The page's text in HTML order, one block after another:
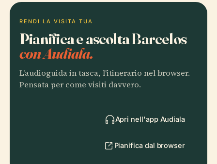
RENDI LA VISITA TUA
Pianifica e ascolta Barcelos
con Audiala.
L'audioguida in tasca, l'itinerario nel browser.
Pensata per come visiti davvero.
Apri nell'app Audiala
Pianifica dal browser